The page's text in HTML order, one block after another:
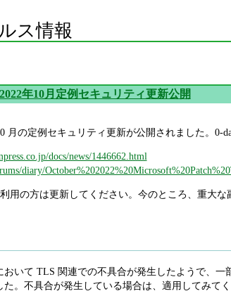
ス情報
年10月定例セキュリティ更新公開
月の定例セキュリティ更新が公開されました。0-
docs/news/1446662.html
diary/
用の方は更新してください。今のところ、重大な
おいて TLS 関連での不具合が発生したようで、
。不具合が発生している場合は、適用してみてく